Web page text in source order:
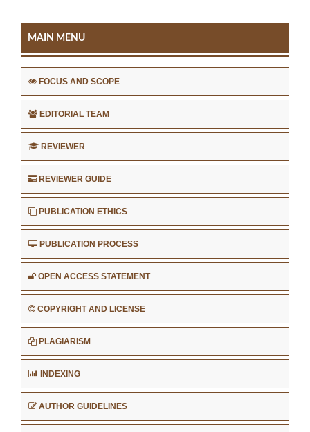
MAIN MENU
FOCUS AND SCOPE
EDITORIAL TEAM
REVIEWER
REVIEWER GUIDE
PUBLICATION ETHICS
PUBLICATION PROCESS
OPEN ACCESS STATEMENT
COPYRIGHT AND LICENSE
PLAGIARISM
INDEXING
AUTHOR GUIDELINES